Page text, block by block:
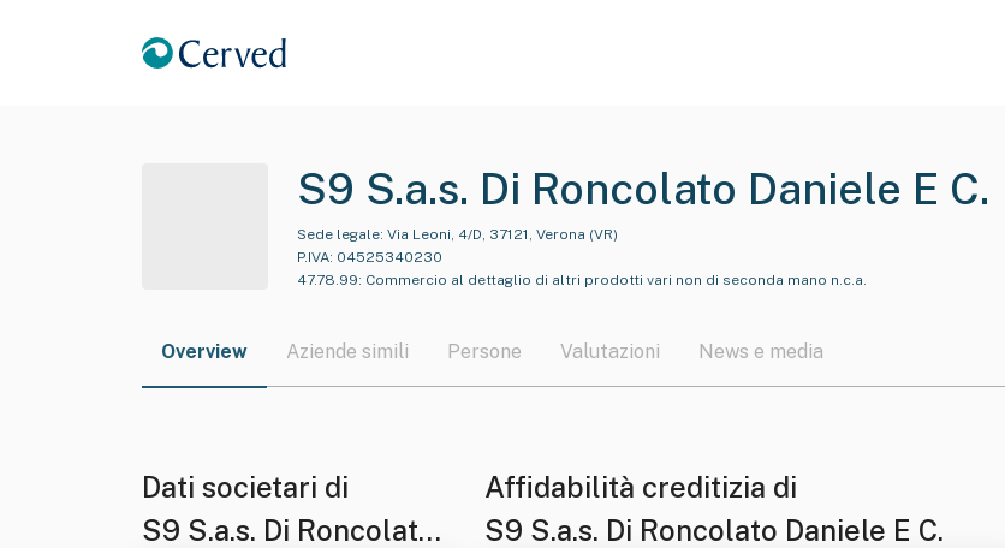
S9 S.a.s. Di Roncolato Daniele E C.
Sede legale: Via Leoni, 4/D, 37121, Verona (VR)
P.IVA: 04525340230
47.78.99: Commercio al dettaglio di altri prodotti vari non di seconda mano n.c.a.
Overview Aziende simili Persone Valutazioni News e media
Dati societari di
S9 S.a.s. Di Roncolato
Affidabilità creditizia di
S9 S.a.s. Di Roncolato Daniele E C.